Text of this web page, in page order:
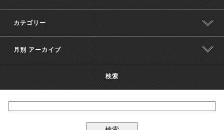
カテゴリー
月別 アーカイブ
検索